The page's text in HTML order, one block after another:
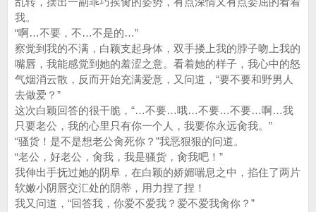
我。
“啊…不要，不…不是的…”
察觉到我的不满，白颖支起身体，双手搂上我的脖子吻上我的
嘴唇，我能感觉到她的羞涩之意。看着她的样子，我心中的怒
气烟消云散，反而开始充满爱意，又问道，“要不要和野男人
去做爱？”
这次白颖回答的很干脆，“…不要…哦…不要…不要…啊…我
只要老公，我的心里只有你一个人，我要你永远肏我。”
“骚货！是不是想老公肏死你？”我恶狠狠的问道。
“老公，好老公，肏我，我是骚货，肏我吧！”
我伸出手抚过她的阴阜，在白颖的娇媚喘息之中，掐住了两片
软嫩小阴唇交汇处的阴蒂，用力捏了捏！
我又问道，“回答我，你爱不爱我？爱不爱我肏你？”